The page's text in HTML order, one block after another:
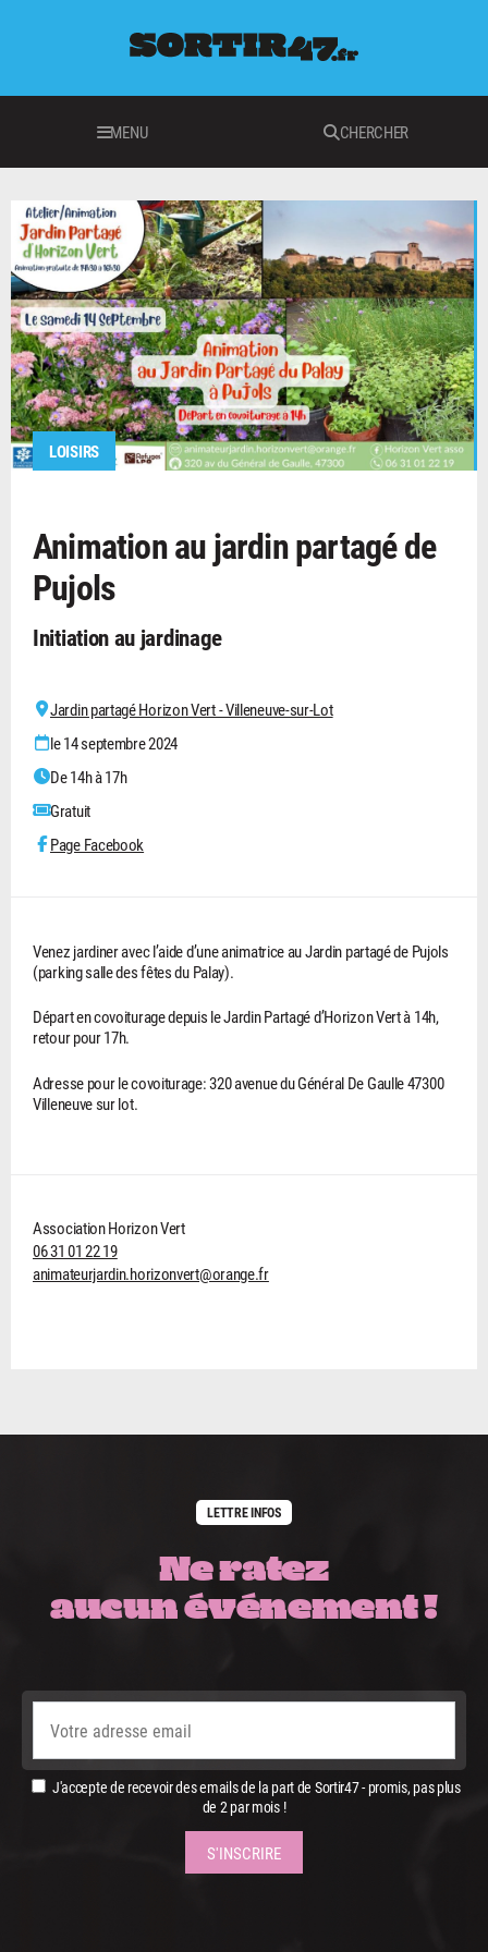
MENU CHERCHER
LOISIRS
Animation au jardin partagé de
Pujols
Initiation au jardinage
Jardin partagé Horizon Vert - Villeneuve-sur-Lot
le 14 septembre 2024
De 14h à 17h
Gratuit
Page Facebook
Venez jardiner avec l’aide d’une animatrice au Jardin partagé de Pujols
(parking salle des fêtes du Palay).
Départ en covoiturage depuis le Jardin Partagé d’Horizon Vert à 14h,
retour pour 17h.
Adresse pour le covoiturage: 320 avenue du Général De Gaulle 47300
Villeneuve sur lot.
Association Horizon Vert
06 31 01 22 19
animateurjardin.horizonvert@orange.fr
LETTRE INFOS
Ne ratez
aucun événement !
J'accepte de recevoir des emails de la part de Sortir47 - promis, pas plus
de 2 par mois !